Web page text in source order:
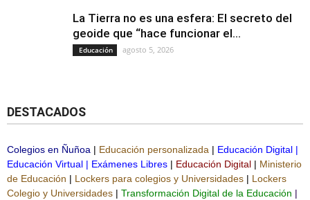
La Tierra no es una esfera: El secreto del
geoide que “hace funcionar el...
Educación agosto 5, 2026
DESTACADOS
Colegios en Ñuñoa | Educación personalizada | Educación Digital |
Educación Virtual | Exámenes Libres | Educación Digital | Ministerio
de Educación | Lockers para colegios y Universidades | Lockers
Colegio y Universidades | Transformación Digital de la Educación |